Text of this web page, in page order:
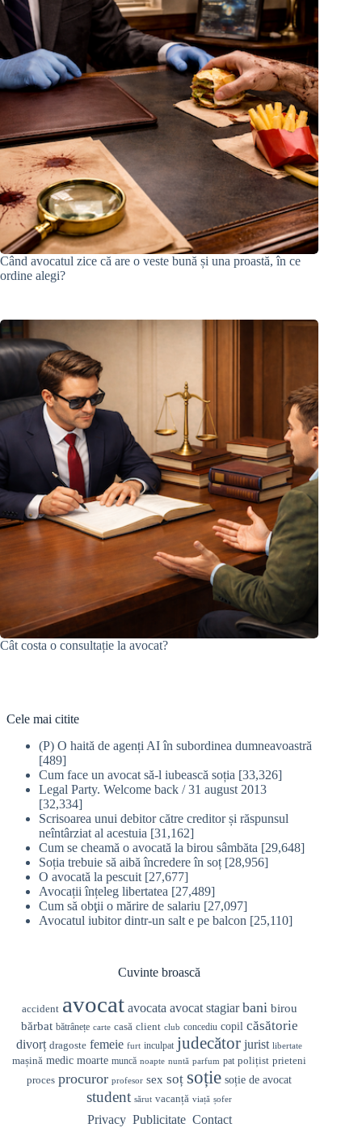
Când avocatul zice că are o veste bună și una proastă, în ce
ordine alegi?
Cât costa o consultație la avocat?
Cele mai citite
(P) O haită de agenți AI în subordinea dumneavoastră
[489]
Cum face un avocat să-l iubească soția [33,326]
Legal Party. Welcome back / 31 august 2013
[32,334]
Scrisoarea unui debitor către creditor și răspunsul
neîntârziat al acestuia [31,162]
Cum se cheamă o avocată la birou sâmbăta [29,648]
Soția trebuie să aibă încredere în soț [28,956]
O avocată la pescuit [27,677]
Avocații înțeleg libertatea [27,489]
Cum să obţii o mărire de salariu [27,097]
Avocatul iubitor dintr-un salt e pe balcon [25,110]
Cuvinte broască
accident avocat avocata avocat stagiar bani birou
bărbat bătrânețe carte casă client club concediu copil căsătorie
divorț dragoste femeie furt inculpat judecător jurist libertate
mașină medic moarte muncă noapte nuntă parfum pat polițist prieteni
proces procuror profesor sex soț soție soție de avocat
student sărut vacanță viață șofer
Privacy Publicitate Contact